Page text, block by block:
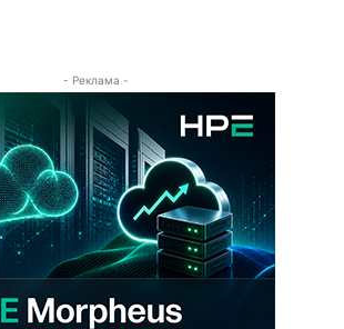
- Реклама -